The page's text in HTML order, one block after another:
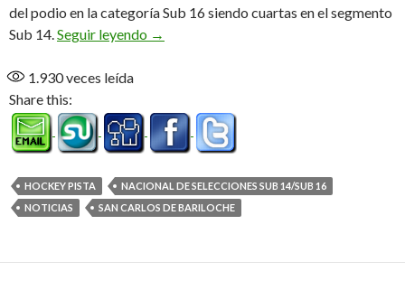
del podio en la categoría Sub 16 siendo cuartas en el segmento
Sub 14.Seguir leyendo Santa Cruz y Bariloche, las campeonas
→
1.930veces leída
Share this:
HOCKEY PISTA
NACIONAL DE SELECCIONES SUB 14/SUB 16
NOTICIAS
SAN CARLOS DE BARILOCHE